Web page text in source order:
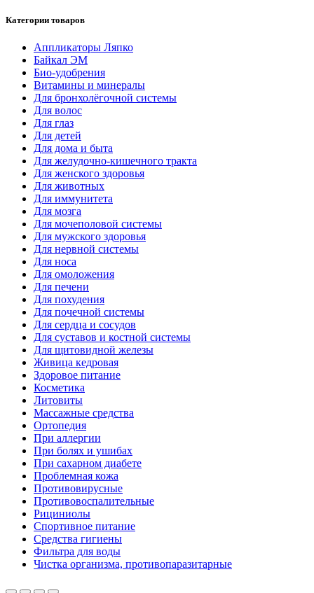
Категории товаров
Аппликаторы Ляпко
Байкал ЭМ
Био-удобрения
Витамины и минералы
Для бронхолёгочной системы
Для волос
Для глаз
Для детей
Для дома и быта
Для желудочно-кишечного тракта
Для женского здоровья
Для животных
Для иммунитета
Для мозга
Для мочеполовой системы
Для мужского здоровья
Для нервной системы
Для носа
Для омоложения
Для печени
Для похудения
Для почечной системы
Для сердца и сосудов
Для суставов и костной системы
Для щитовидной железы
Живица кедровая
Здоровое питание
Косметика
Литовиты
Массажные средства
Ортопедия
При аллергии
При болях и ушибах
При сахарном диабете
Проблемная кожа
Противовирусные
Противовоспалительные
Рициниолы
Спортивное питание
Средства гигиены
Фильтра для воды
Чистка организма, противопаразитарные